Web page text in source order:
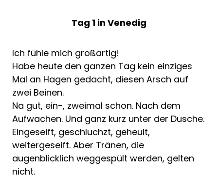
Tag 1 in Venedig
Ich fühle mich großartig!
Habe heute den ganzen Tag kein einziges
Mal an Hagen gedacht, diesen Arsch auf
zwei Beinen.
Na gut, ein-, zweimal schon. Nach dem
Aufwachen. Und ganz kurz unter der Dusche.
Eingeseift, geschluchzt, geheult,
weitergeseift. Aber Tränen, die
augenblicklich weggespült werden, gelten
nicht.